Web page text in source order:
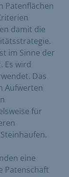
Patenflächen
damit die
im Sinne der
Es wird
Das
Aufwerten
für
eine
Patenschaft